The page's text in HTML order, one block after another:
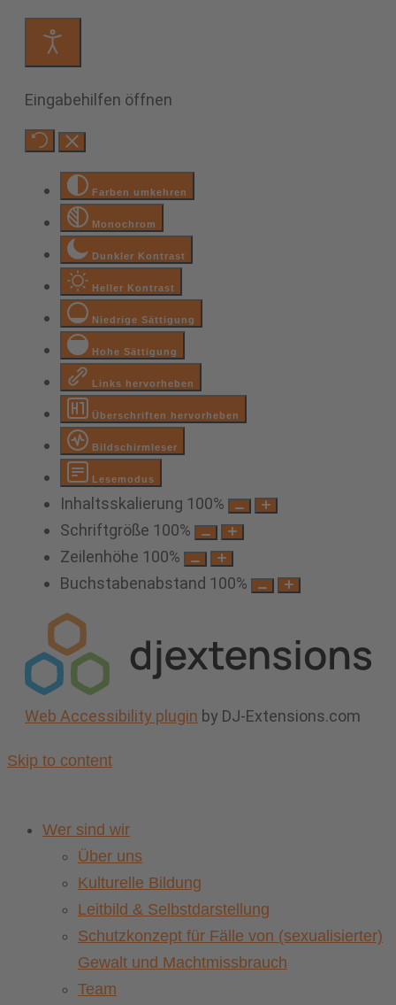
Eingabehilfen öffnen
Farben umkehren
Monochrom
Dunkler Kontrast
Heller Kontrast
Niedrige Sättigung
Hohe Sättigung
Links hervorheben
Überschriften hervorheben
Bildschirmleser
Lesemodus
Inhaltsskalierung 100%
Schriftgröße 100%
Zeilenhöhe 100%
Buchstabenabstand 100%
Web Accessibility plugin by DJ-Extensions.com
Skip to content
Wer sind wir
Über uns
Kulturelle Bildung
Leitbild & Selbstdarstellung
Schutzkonzept für Fälle von (sexualisierter)
Gewalt und Machtmissbrauch
Team